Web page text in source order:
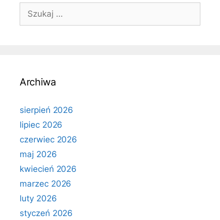
Szukaj:
Archiwa
sierpień 2026
lipiec 2026
czerwiec 2026
maj 2026
kwiecień 2026
marzec 2026
luty 2026
styczeń 2026